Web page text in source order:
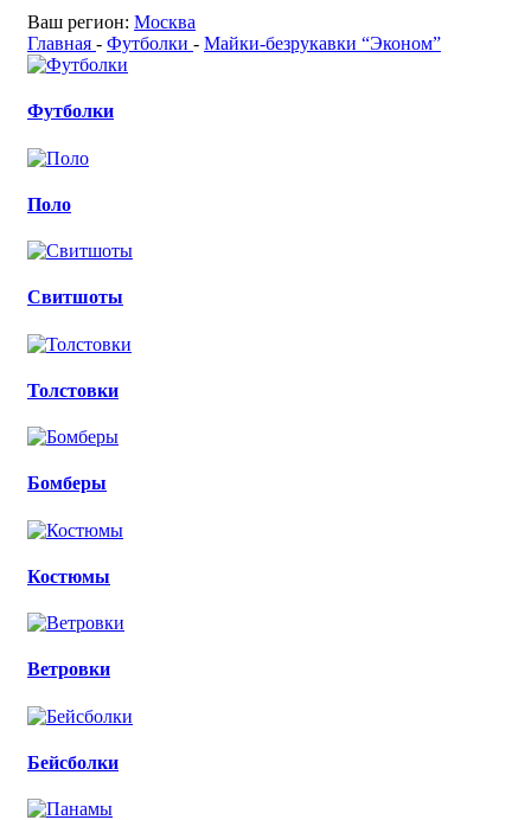
Ваш регион: Москва
Главная - Футболки - Майки-безрукавки “Эконом”
Футболки
Поло
Свитшоты
Толстовки
Бомберы
Костюмы
Ветровки
Бейсболки